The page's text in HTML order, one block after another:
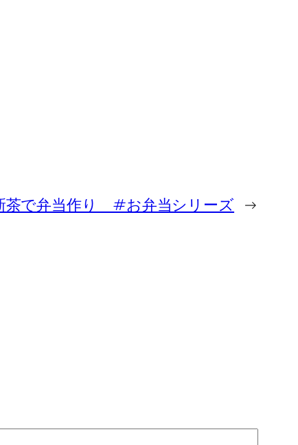
茶で弁当作り #お弁当シリーズ →